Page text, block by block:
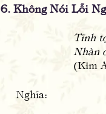
6. Không Nói Lỗi
Tĩnh
Nhàn
(Kim
Nghĩa: